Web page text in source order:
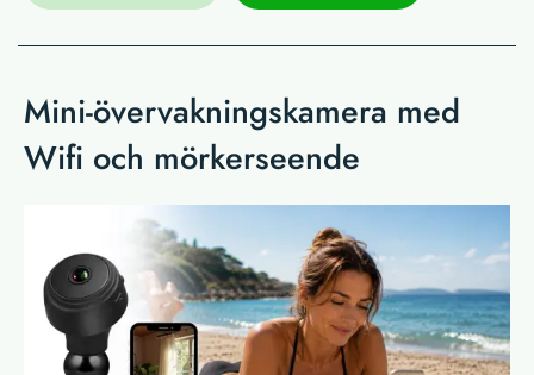
Mini-övervakningskamera med
Wifi och mörkerseende